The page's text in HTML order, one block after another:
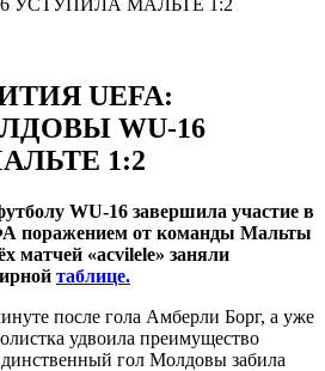
UEFA:
WU-16
1:2
WU-16 завершила участие в
поражением от команды Мальты
матчей «acvilele» заняли
таблице.
после гола Амберли Борг, а уже
удвоила преимущество
гол Молдовы забила